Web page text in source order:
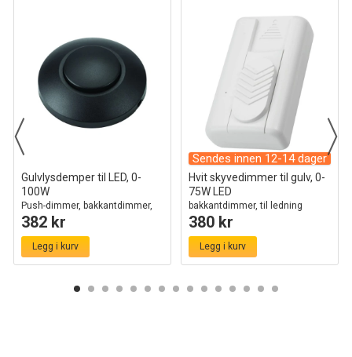
Gulvlysdemper til LED, 0-
100W
Push-dimmer, bakkantdimmer,
sort
382 kr
Legg i kurv
Sendes innen 12-14 dager
Hvit skyvedimmer til gulv, 0-
75W LED
bakkantdimmer, til ledning
380 kr
Legg i kurv